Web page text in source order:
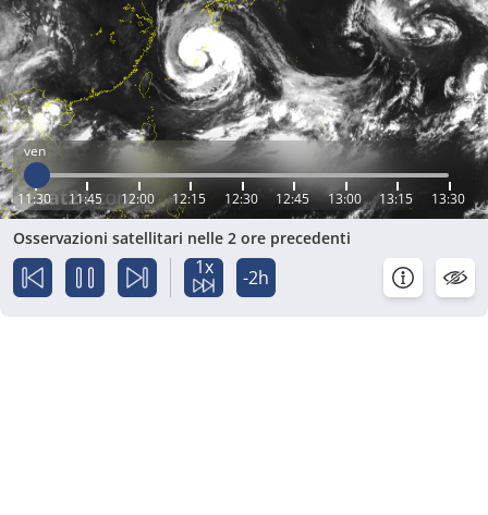
ven
11:30 11:45 12:00 12:15 12:30 12:45 13:00 13:15 13:30
Osservazioni satellitari nelle 2 ore precedenti
1x -2h